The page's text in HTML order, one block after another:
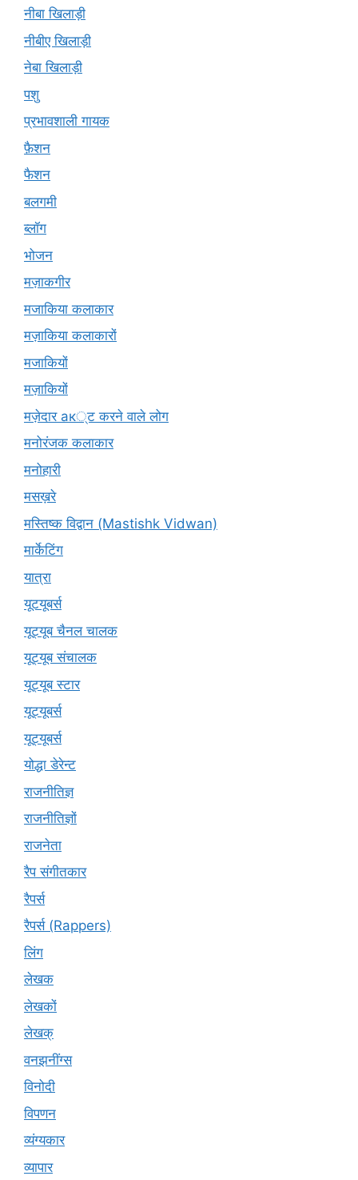
नीबा खिलाड़ी
नीबीए खिलाड़ी
नेबा खिलाड़ी
पशु
प्रभावशाली गायक
फ़ैशन
फैशन
बलगमी
ब्लॉग
भोजन
मज़ाकगीर
मजाकिया कलाकार
मज़ाकिया कलाकारों
मजाकियों
मज़ाकियों
मज़ेदार ак्ट करने वाले लोग
मनोरंजक कलाकार
मनोहारी
मसख़रे
मस्तिष्क विद्वान (Mastishk Vidwan)
मार्केटिंग
यात्रा
यूटयूबर्स
यूट्यूब चैनल चालक
यूट्यूब संचालक
यूट्यूब स्टार
यूट्यूबर्स
यूट्‍यूबर्स
योद्धा डेरेन्ट
राजनीतिज्ञ
राजनीतिज्ञों
राजनेता
रैप संगीतकार
रैपर्स
रैपर्स (Rappers)
लिंग
लेखक
लेखकों
लेखक्
वनझनींग्स
विनोदी
विपणन
व्यंग्यकार
व्यापार